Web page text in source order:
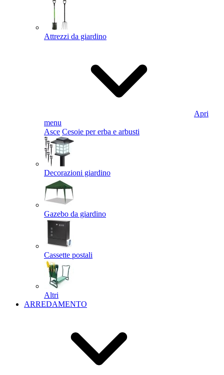
Attrezzi da giardino
Apri
menu
Asce Cesoie per erba e arbusti
Decorazioni giardino
Gazebo da giardino
Cassette postali
Altri
ARREDAMENTO